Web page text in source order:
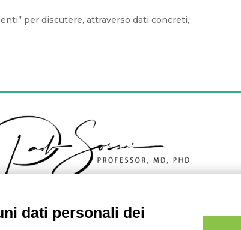
per discutere, attraverso dati concreti,
dati personali dei